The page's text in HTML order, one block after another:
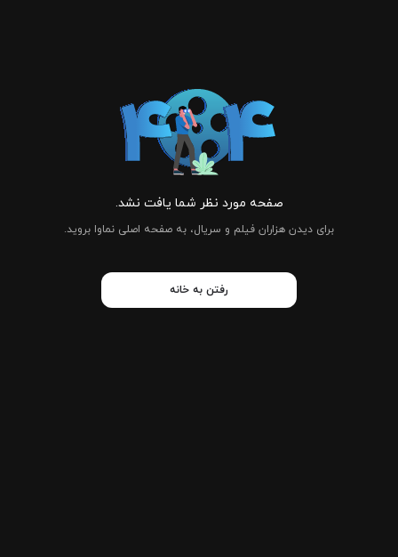
صفحه مورد نظر شما یافت نشد.
برای دیدن هزاران فیلم و سریال، به صفحه اصلی نماوا بروید.
رفتن به خانه